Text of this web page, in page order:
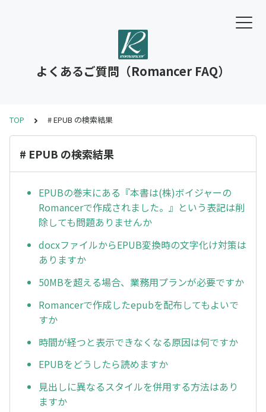
よくあるご質問（Romancer FAQ）
TOP # EPUB の検索結果
# EPUB の検索結果
EPUBの巻末にある『本書は(株)ボイジャーの
Romancerで作成されました。』という表記は削
除しても問題ありませんか
docxファイルからEPUB変換時の文字化け対策は
ありますか
50MBを超える場合、業務用プランが必要ですか
Romancerで作成したepubを配布してもよいで
すか
時間が経つと表示できなくなる原因は何ですか
EPUBをどうしたら読めますか
見出しに異なるスタイルを併用する方法はあり
ますか